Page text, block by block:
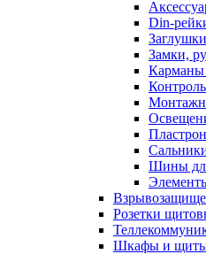
Din-
Заглушки
Замки,
Карманы
Шины
Розетки
Шкафы и щиты